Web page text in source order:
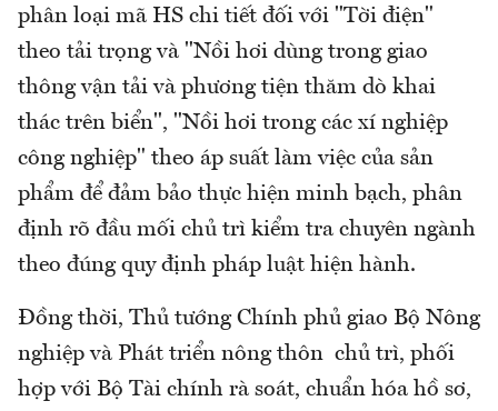
phân loại mã HS chi tiết đối với "Tời điện"
theo tải trọng và "Nồi hơi dùng trong giao
thông vận tải và phương tiện thăm dò khai
thác trên biển", "Nồi hơi trong các xí nghiệp
công nghiệp" theo áp suất làm việc của sản
phẩm để đảm bảo thực hiện minh bạch, phân
định rõ đầu mối chủ trì kiểm tra chuyên ngành
theo đúng quy định pháp luật hiện hành.
Đồng thời, Thủ tướng Chính phủ giao Bộ Nông
nghiệp và Phát triển nông thôn chủ trì, phối
hợp với Bộ Tài chính rà soát, chuẩn hóa hồ sơ,